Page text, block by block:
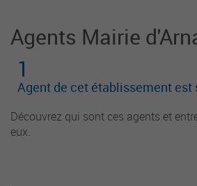
Agents Mairie
1
Agent de cet établissement est
Découvrez qui sont ces agents et
eux.